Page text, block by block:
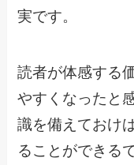
実です。
読者が体感する
やすくなったと
識を備えておけ
ることができる